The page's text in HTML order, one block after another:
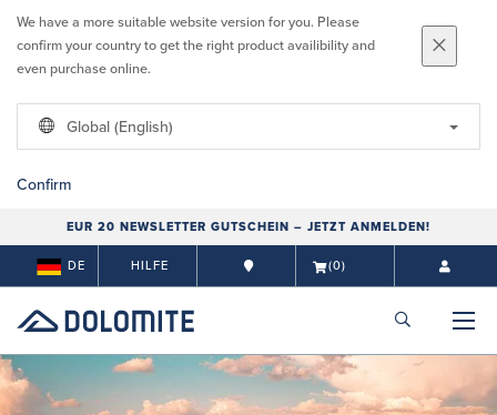
We have a more suitable website version for you. Please
confirm your country to get the right product availibility and
even purchase online.
Global (English)
Confirm
EUR 20 NEWSLETTER GUTSCHEIN – JETZT ANMELDEN!
DE HILFE (0)